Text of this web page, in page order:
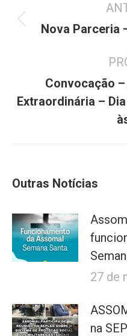
de
post:
Nova Parceria
Convocação
Extraordinária –
Outras Notícias
27 de
na